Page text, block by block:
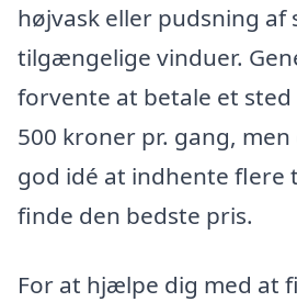
højvask eller pudsning af
tilgængelige vinduer.
forvente at betale et sted
500 kroner pr. gang,
god idé at indhente flere
finde den bedste pris.
For at hjælpe dig med at